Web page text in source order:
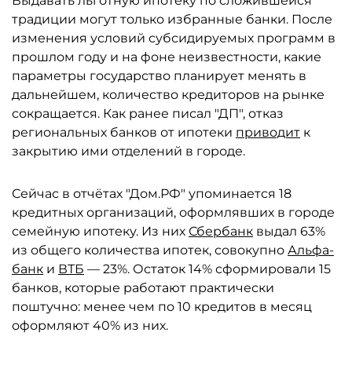
традиции могут только избранные банки. После
изменения условий субсидируемых программ в
прошлом году и на фоне неизвестности, какие
параметры государство планирует менять в
дальнейшем, количество кредиторов на рынке
сокращается. Как ранее писал "ДП", отказ
региональных банков от ипотеки приводит к
закрытию ими отделений в городе.
Сейчас в отчётах "Дом.РФ" упоминается 18
кредитных организаций, оформлявших в городе
семейную ипотеку. Из них Сбербанк выдал 63%
из общего количества ипотек, совокупно Альфа-
банк и ВТБ — 23%. Остаток 14% сформировали 15
банков, которые работают практически
поштучно: менее чем по 10 кредитов в месяц
оформляют 40% из них.